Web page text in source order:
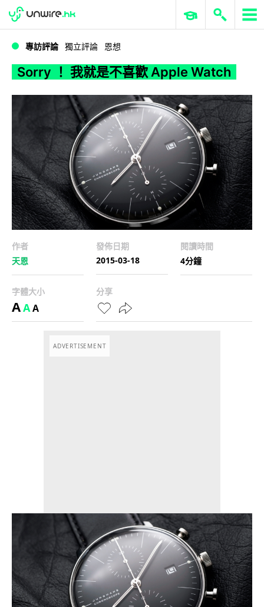
Sorry ！ 我就是不喜歡 Apple Watch
WWDC 2026 ERP 與商業 AI
專訪評論 獨立評論 恩想
Sorry ！ 我就是不喜歡 Apple Watch
作者
天恩
發佈日期
2015-03-18
閱讀時間
4分鐘
字體大小
AAA
分享
ADVERTISEMENT